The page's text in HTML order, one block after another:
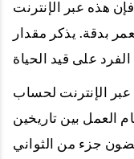
هذه عبر الإنترنت
بدقة. يذكر مقدار
عبر الإنترنت لحساب
العمل بين تاريخين